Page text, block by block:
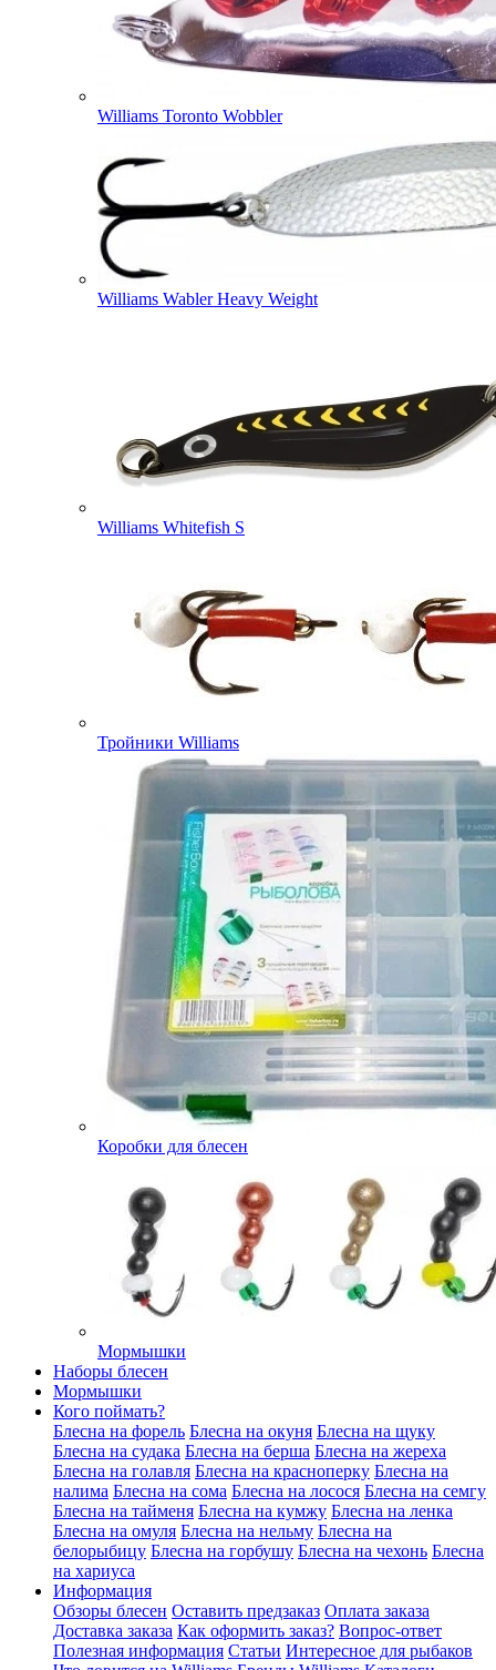
Williams Toronto Wobbler
Williams Wabler Heavy Weight
Williams Whitefish S
Тройники Williams
Коробки для блесен
Мормышки
Наборы блесен
Мормышки
Кого поймать?
Блесна на форель Блесна на окуня Блесна на щуку
Блесна на судака Блесна на берша Блесна на жереха
Блесна на голавля Блесна на красноперку Блесна на
налима Блесна на сома Блесна на лосося Блесна на семгу
Блесна на тайменя Блесна на кумжу Блесна на ленка
Блесна на омуля Блесна на нельму Блесна на
белорыбицу Блесна на горбушу Блесна на чехонь Блесна
на хариуса
Информация
Обзоры блесен Оставить предзаказ Оплата заказа
Доставка заказа Как оформить заказ? Вопрос-ответ
Полезная информация Статьи Интересное для рыбаков